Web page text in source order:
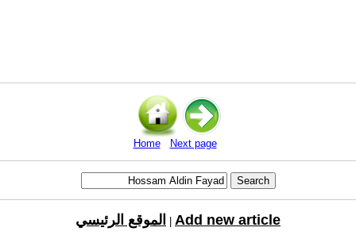
Home Next page
الموقع الرئيسي Add new article